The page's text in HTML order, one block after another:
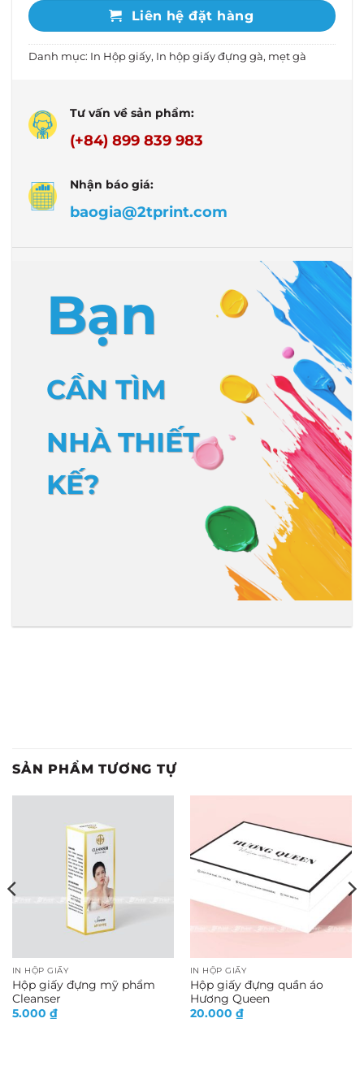
Liên hệ đặt hàng
Danh mục: In Hộp giấy, In hộp giấy đựng gà, mẹt gà
Tư vấn về sản phẩm:
(+84) 899 839 983
Nhận báo giá:
baogia@2tprint.com
Bạn
CẦN TÌM
NHÀ THIẾT
KẾ?
SẢN PHẨM TƯƠNG TỰ
IN HỘP GIẤY
Hộp giấy đựng mỹ phẩm
Cleanser
5.000 ₫
IN HỘP GIẤY
Hộp giấy đựng quần áo
Hương Queen
20.000 ₫